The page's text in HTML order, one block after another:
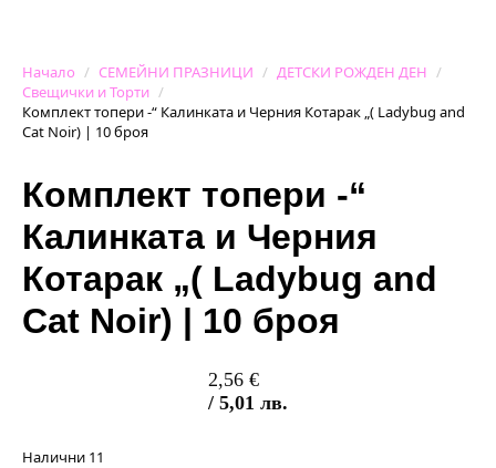
Начало СЕМЕЙНИ ПРАЗНИЦИ
ДЕТСКИ РОЖДЕН ДЕН
Свещички и Торти
Комплект топери -“ Калинката и Черния Котарак „( Ladybug and
Cat Noir) | 10 броя
Комплект топери -“
Калинката и Черния
Котарак „( Ladybug and
Cat Noir) | 10 броя
2,56 €
/ 5,01 лв.
Налични 11